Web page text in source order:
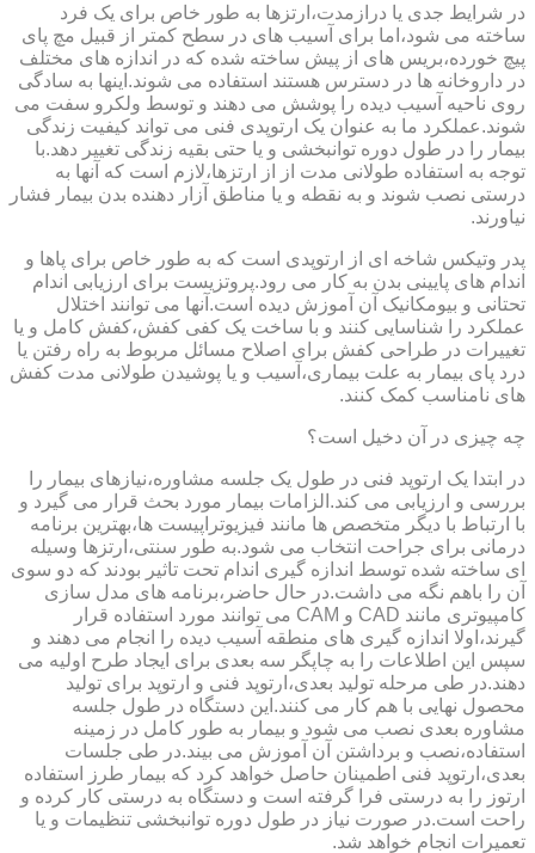
در شرایط جدی یا درازمدت،ارتزها به طور خاص برای یک فرد
ساخته می شود،اما برای آسیب های در سطح کمتر از قبیل مچ پای
پیچ خورده،بریس های از پیش ساخته شده که در اندازه های مختلف
در داروخانه ها در دسترس هستند استفاده می شوند.اینها به سادگی
روی ناحیه آسیب دیده را پوشش می دهند و توسط ولکرو سفت می
شوند.عملکرد ما به عنوان یک ارتوپدی فنی می تواند کیفیت زندگی
بیمار را در طول دوره توانبخشی و یا حتی بقیه زندگی تغییر دهد.با
توجه به استفاده طولانی مدت از از ارتزها،لازم است که آنها به
درستی نصب شوند و به نقطه و یا مناطق آزار دهنده بدن بیمار فشار
نیاورند.
پدر وتیکس شاخه ای از ارتوپدی است که به طور خاص برای پاها و
اندام های پایینی بدن به کار می رود.پروتزیست برای ارزیابی اندام
تحتانی و بیومکانیک آن آموزش دیده است.آنها می توانند اختلال
عملکرد را شناسایی کنند و با ساخت یک کفی کفش،کفش کامل و یا
تغییرات در طراحی کفش برای اصلاح مسائل مربوط به راه رفتن یا
درد پای بیمار به علت بیماری،آسیب و یا پوشیدن طولانی مدت کفش
های نامناسب کمک کنند.
چه چیزی در آن دخیل است؟
در ابتدا یک ارتوپد فنی در طول یک جلسه مشاوره،نیازهای بیمار را
بررسی و ارزیابی می کند.الزامات بیمار مورد بحث قرار می گیرد و
با ارتباط با دیگر متخصص ها مانند فیزیوتراپیست ها،بهترین برنامه
درمانی برای جراحت انتخاب می شود.به طور سنتی،ارتزها وسیله
ای ساخته شده توسط اندازه گیری اندام تحت تاثیر بودند که دو سوی
آن را باهم نگه می داشت.در حال حاضر،برنامه های مدل سازی
کامپیوتری مانند CAD و CAM می توانند مورد استفاده قرار
گیرند،اولا اندازه گیری های منطقه آسیب دیده را انجام می دهند و
سپس این اطلاعات را به چاپگر سه بعدی برای ایجاد طرح اولیه می
دهند.در طی مرحله تولید بعدی،ارتوپد فنی و ارتوپد برای تولید
محصول نهایی با هم کار می کنند.این دستگاه در طول جلسه
مشاوره بعدی نصب می شود و بیمار به طور کامل در زمینه
استفاده،نصب و برداشتن آن آموزش می بیند.در طی جلسات
بعدی،ارتوپد فنی اطمینان حاصل خواهد کرد که بیمار طرز استفاده
ارتوز را به درستی فرا گرفته است و دستگاه به درستی کار کرده و
راحت است.در صورت نیاز در طول دوره توانبخشی تنظیمات و یا
تعمیرات انجام خواهد شد.